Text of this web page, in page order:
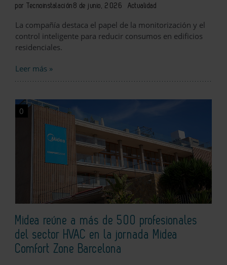
por Tecnoinstalación 8 de junio, 2026 Actualidad
La compañía destaca el papel de la monitorización y el
control inteligente para reducir consumos en edificios
residenciales.
Leer más »
0
Midea reúne a más de 500 profesionales
del sector HVAC en la jornada Midea
Comfort Zone Barcelona